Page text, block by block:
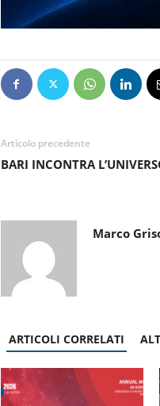
Articolo precedente
BARI INCONTRA
Marco
ARTICOLI CORRELATI